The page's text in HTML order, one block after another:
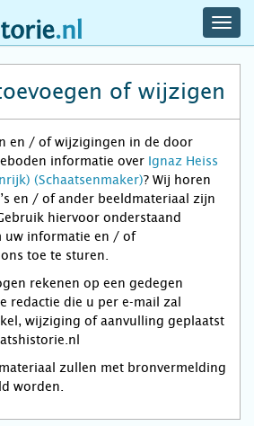
of wijzigen
en / of wijzigingen in de door
informatie over Ignaz Heiss
(Schaatsenmaker)? Wij horen
en / of ander beeldmateriaal zijn
hiervoor onderstaand
uw informatie en / of
toe te sturen.
rekenen op een gedegen
redactie die u per e-mail zal
wijziging of aanvulling geplaatst
zullen met bronvermelding
worden.